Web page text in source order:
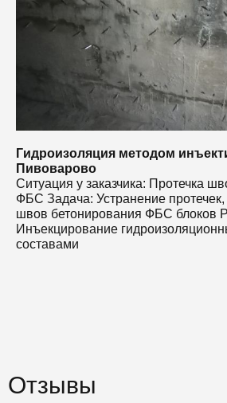
Гидроизоляция методом
Пивоварово
Ситуация у заказчика: Протечка
ФБС Задача: Устранение
швов бетонирования ФБС блоков
Инъекцирование
составами
Отзывы